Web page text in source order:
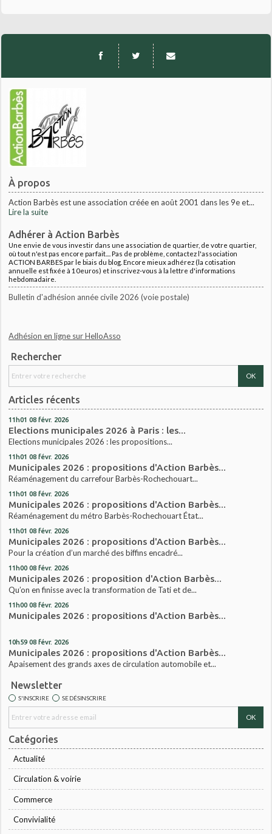
À propos
Action Barbès est une association créée en août 2001 dans les 9e et...
Lire la suite
Adhérer à Action Barbès
Une envie de vous investir dans une association de quartier, de votre quartier,
où tout n'est pas encore parfait.... Pas de problème, contactez l'association
ACTION BARBES par le biais du blog. Encore mieux adhérez (la cotisation
annuelle est fixée à 10euros) et inscrivez-vous à la lettre d'informations
hebdomadaire.
Bulletin d'adhésion année civile 2026 (voie postale)
Adhésion en ligne sur HelloAsso
Rechercher
Articles récents
11h01 08 févr. 2026
Elections municipales 2026 à Paris : les...
Elections municipales 2026 : les propositions...
11h01 08 févr. 2026
Municipales 2026 : propositions d'Action Barbès...
Réaménagement du carrefour Barbès-Rochechouart...
11h01 08 févr. 2026
Municipales 2026 : propositions d'Action Barbès...
Réaménagement du métro Barbès-Rochechouart État...
11h01 08 févr. 2026
Municipales 2026 : propositions d'Action Barbès...
Pour la création d’un marché des biffins encadré...
11h00 08 févr. 2026
Municipales 2026 : proposition d'Action Barbès...
Qu’on en finisse avec la transformation de Tati et de...
11h00 08 févr. 2026
Municipales 2026 : propositions d'Action Barbès...
10h59 08 févr. 2026
Municipales 2026 : propositions d'Action Barbès...
Apaisement des grands axes de circulation automobile et...
Newsletter
S'INSCRIRE SE DÉSINSCRIRE
Catégories
Actualité
Circulation & voirie
Commerce
Convivialité